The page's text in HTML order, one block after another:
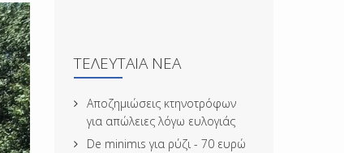
ΤΕΛΕΥΤΑΊΑ ΝΈΑ
Αποζημιώσεις κτηνοτρόφων
για απώλειες λόγω ευλογιάς
De minimιs για ρύζι - 70 ευρώ